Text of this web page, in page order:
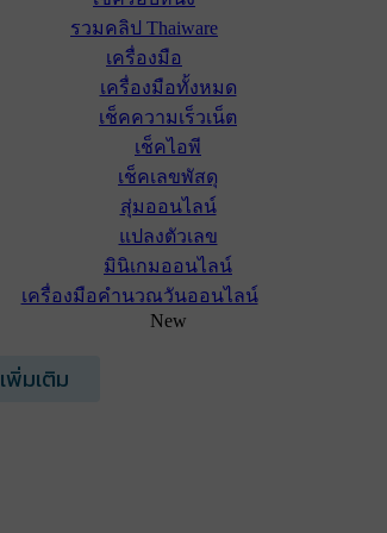
รวมคลิป Thaiware
เครื่องมือ
เครื่องมือทั้งหมด
เช็คความเร็วเน็ต
เช็คไอพี
เช็คเลขพัสดุ
สุ่มออนไลน์
แปลงตัวเลข
มินิเกมออนไลน์
เครื่องมือคำนวณวันออนไลน์
New
เพิ่มเติม